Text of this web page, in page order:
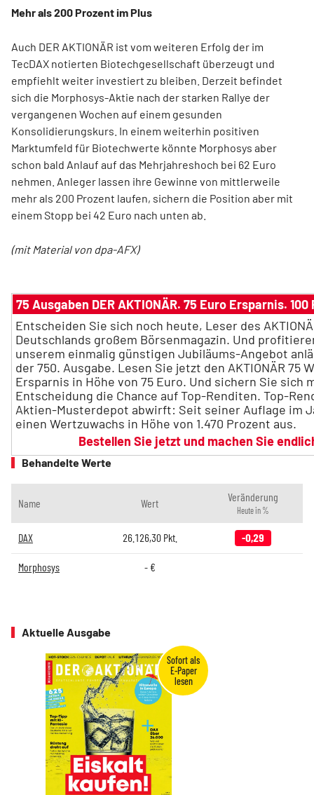
Mehr als 200 Prozent im Plus
Auch DER AKTIONÄR ist vom weiteren Erfolg der im
TecDAX notierten Biotechgesellschaft überzeugt und
empfiehlt weiter investiert zu bleiben. Derzeit befindet
sich die Morphosys-Aktie nach der starken Rallye der
vergangenen Wochen auf einem gesunden
Konsolidierungskurs. In einem weiterhin positiven
Marktumfeld für Biotechwerte könnte Morphosys aber
schon bald Anlauf auf das Mehrjahreshoch bei 62 Euro
nehmen. Anleger lassen ihre Gewinne von mittlerweile
mehr als 200 Prozent laufen, sichern die Position aber mit
einem Stopp bei 42 Euro nach unten ab.
(mit Material von dpa-AFX)
75 Ausgaben DER AKTIONÄR. 75 Euro Ersparnis.
Entscheiden Sie sich noch heute, Leser des
Deutschlands großem Börsenmagazin. Und
unserem einmalig günstigen Jubiläums-Angebot
der 750. Ausgabe. Lesen Sie jetzt den AKTIONÄR 75
Ersparnis in Höhe von 75 Euro. Und sichern Sie sich
Entscheidung die Chance auf Top-Renditen. Top-
Aktien-Musterdepot abwirft: Seit seiner Auflage im
einen Wertzuwachs in Höhe von 1.470 Prozent aus.
Bestellen Sie jetzt und machen Sie
Behandelte Werte
Name Wert Veränderung
Heute in %
DAX 26.126,30Pkt. -0,29
Morphosys -€
Aktuelle Ausgabe